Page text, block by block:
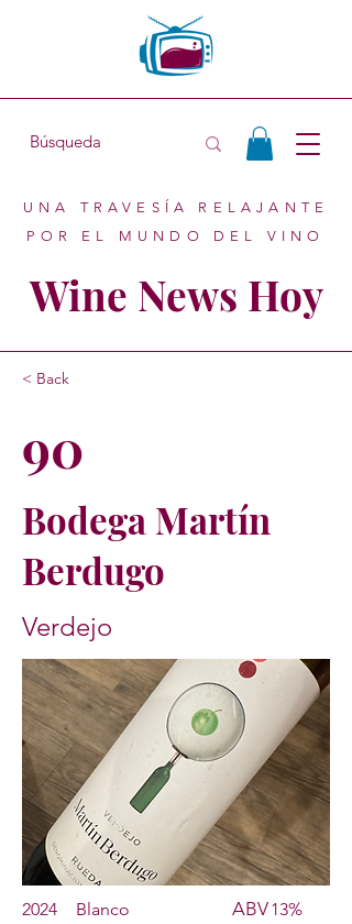
Wine News Hoy
UNA TRAVESÍA RELAJANTE
POR EL MUNDO DEL VINO
< Back
90
Bodega Martín
Berdugo
Verdejo
2024 Blanco 13%
ABV